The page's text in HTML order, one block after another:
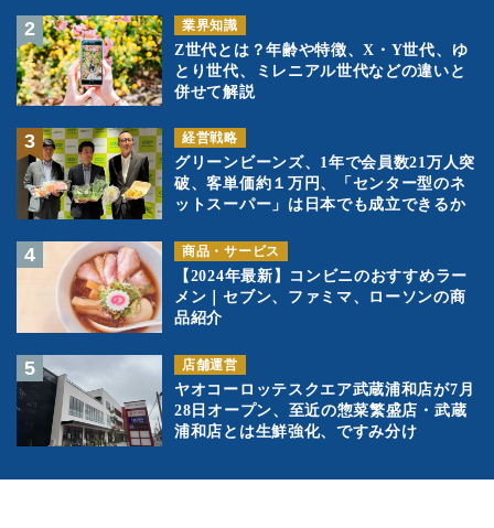
業界知識
Z世代とは？年齢や特徴、X・Y世代、ゆ
とり世代、ミレニアル世代などの違いと
併せて解説
経営戦略
グリーンビーンズ、1年で会員数21万人突
破、客単価約１万円、「センター型のネ
ットスーパー」は日本でも成立できるか
商品・サービス
【2024年最新】コンビニのおすすめラー
メン｜セブン、ファミマ、ローソンの商
品紹介
店舗運営
ヤオコーロッテスクエア武蔵浦和店が7月
28日オープン、至近の惣菜繁盛店・武蔵
浦和店とは生鮮強化、ですみ分け